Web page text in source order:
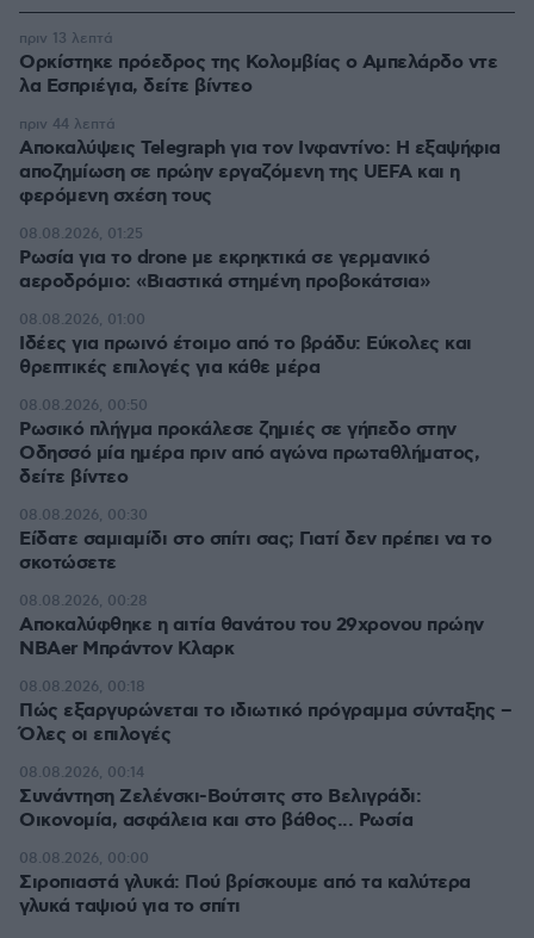
Ορκίστηκε πρόεδρος της Κολομβίας ο Αμπελάρδο ντε
λα Εσπριέγια, δείτε βίντεο
πριν 13 λεπτά
Αποκαλύψεις Telegraph για τον Ινφαντίνο: Η εξαψήφια
αποζημίωση σε πρώην εργαζόμενη της UEFA και η
φερόμενη σχέση τους
πριν 44 λεπτά
Ρωσία για το drone με εκρηκτικά σε γερμανικό
αεροδρόμιο: «Βιαστικά στημένη προβοκάτσια»
08.08.2026, 01:25
Ιδέες για πρωινό έτοιμο από το βράδυ: Εύκολες και
θρεπτικές επιλογές για κάθε μέρα
08.08.2026, 01:00
Ρωσικό πλήγμα προκάλεσε ζημιές σε γήπεδο στην
Οδησσό μία ημέρα πριν από αγώνα πρωταθλήματος,
δείτε βίντεο
08.08.2026, 00:50
Είδατε σαμιαμίδι στο σπίτι σας; Γιατί δεν πρέπει να το
σκοτώσετε
08.08.2026, 00:30
Αποκαλύφθηκε η αιτία θανάτου του 29χρονου πρώην
NBAer Μπράντον Κλαρκ
08.08.2026, 00:28
Πώς εξαργυρώνεται το ιδιωτικό πρόγραμμα σύνταξης –
Όλες οι επιλογές
08.08.2026, 00:18
Συνάντηση Ζελένσκι-Βούτσιτς στο Βελιγράδι:
Οικονομία, ασφάλεια και στο βάθος... Ρωσία
08.08.2026, 00:14
Σιροπιαστά γλυκά: Πού βρίσκουμε από τα καλύτερα
γλυκά ταψιού για το σπίτι
08.08.2026, 00:00